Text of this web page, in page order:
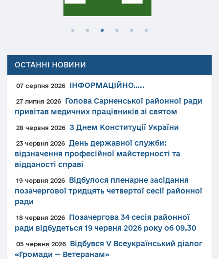
ОСТАННІ НОВИНИ
07 серпня 2026 ІНФОРМАЦІЙНО…..
27 липня 2026
Голова Сарненської районної ради
привітав медичних працівників зі святом
28 червня 2026 З Днем Конституції України
23 червня 2026 День державної служби:
відзначення професійної майстерності та
відданості справі
19 червня 2026
Відбулося пленарне засідання
позачергової тридцять четвертої сесії районної
ради
18 червня 2026
Позачергова 34 сесія районної
ради відбудеться 19 червня 2026 року об 09.30
05 червня 2026
Відбувся V Всеукраїнський діалог
«Громади — Ветеранам»